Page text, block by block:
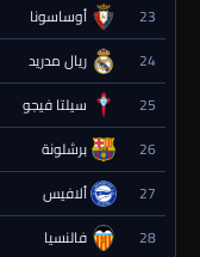
23 أوساسونا
24 ريال مدريد
25 سيلتا فيجو
26 برشلونة
27 ألافيس
28 فالنسيا